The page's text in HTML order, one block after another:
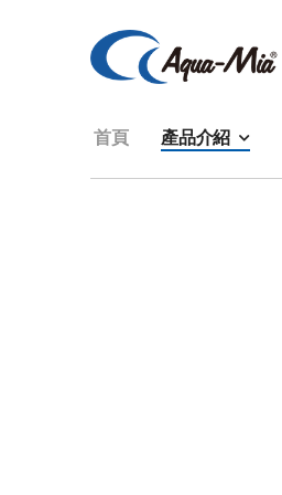
首頁 產品介紹